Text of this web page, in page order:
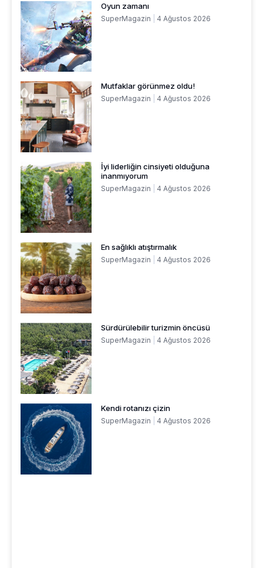
Oyun zamanı
SuperMagazin 4 Ağustos 2026
Mutfaklar görünmez oldu!
SuperMagazin 4 Ağustos 2026
İyi liderliğin cinsiyeti olduğuna
inanmıyorum
SuperMagazin 4 Ağustos 2026
En sağlıklı atıştırmalık
SuperMagazin 4 Ağustos 2026
Sürdürülebilir turizmin öncüsü
SuperMagazin 4 Ağustos 2026
Kendi rotanızı çizin
SuperMagazin 4 Ağustos 2026